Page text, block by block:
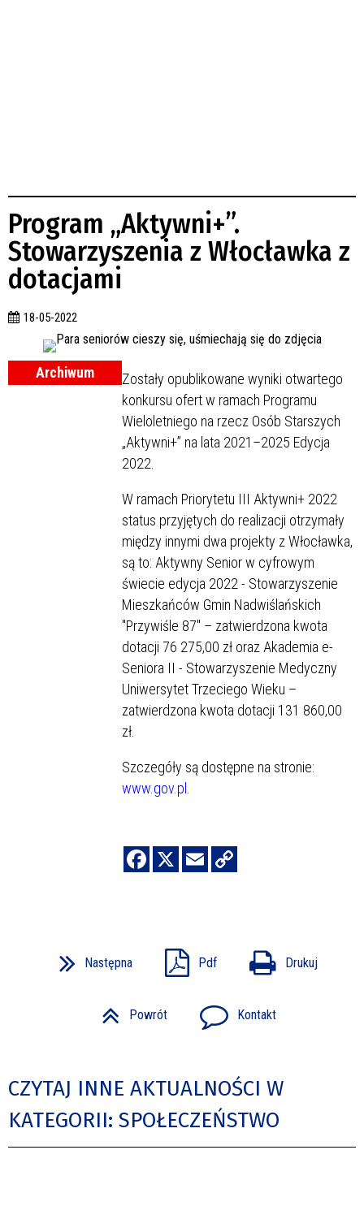
Program „Aktywni+”.
Stowarzyszenia z Włocławka z
dotacjami
18-05-2022
Archiwum
Zostały opublikowane wyniki otwartego
konkursu ofert w ramach Programu
Wieloletniego na rzecz Osób Starszych
„Aktywni+” na lata 2021–2025 Edycja
2022.
W ramach Priorytetu III Aktywni+ 2022
status przyjętych do realizacji otrzymały
między innymi dwa projekty z Włocławka,
są to: Aktywny Senior w cyfrowym
świecie edycja 2022 - Stowarzyszenie
Mieszkańców Gmin Nadwiślańskich
"Przywiśle 87" – zatwierdzona kwota
dotacji 76 275,00 zł oraz Akademia e-
Seniora II - Stowarzyszenie Medyczny
Uniwersytet Trzeciego Wieku –
zatwierdzona kwota dotacji 131 860,00
zł.
Szczegóły są dostępne na stronie:
www.gov.pl
Następna Pdf Drukuj
Powrót Kontakt
CZYTAJ INNE AKTUALNOŚCI W
KATEGORII: SPOŁECZEŃSTWO